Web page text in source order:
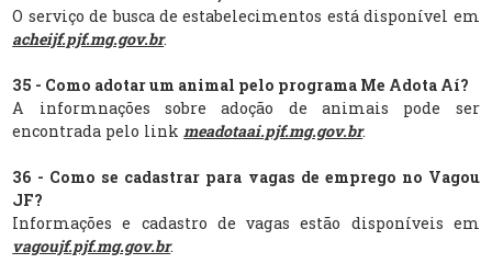
O serviço de busca de estabelecimentos está disponível em
acheijf.pjf.mg.gov.br.
35 - Como adotar um animal pelo programa Me Adota Aí?
A informnações sobre adoção de animais pode ser
encontrada pelo linkmeadotaai.pjf.mg.gov.br.
36 - Como se cadastrar para vagas de emprego no Vagou
JF?
Informações e cadastro de vagas estão disponíveis em
vagoujf.pjf.mg.gov.br.